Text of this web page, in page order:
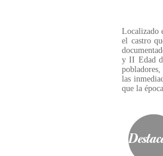
Localizado
el castro
y II Edad
las
que la